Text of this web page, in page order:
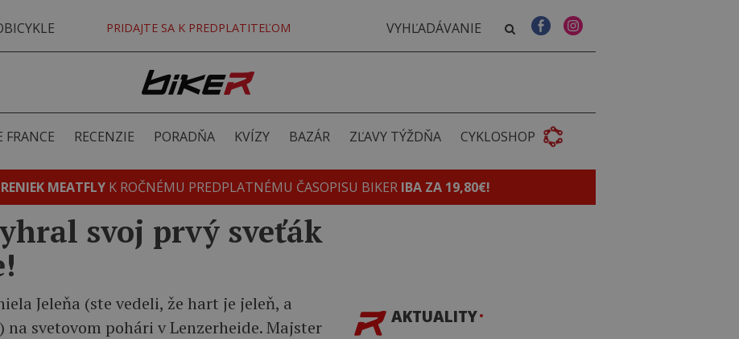
PRIDAJTE SA K PREDPLATITEĽOM
FRANCE RECENZIE PORADŇA KVÍZY BAZÁR ZĽAVY TÝŽDŇA CYKLOSHOP
MEATFLY K ROČNÉMU PREDPLATNÉMU ČASOPISU BIKER IBA ZA 19,80€!
svoj prvý sveťák
Jeleňa (ste vedeli, že hart je jeleň, a
svetovom pohári v Lenzerheide. Majster
AKTUALITY